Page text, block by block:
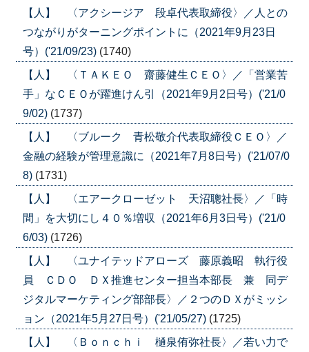
【人】 〈アクシージア 段卓代表取締役〉／人との
つながりがターニングポイントに（2021年9月23日
号）('21/09/23) (1740)
【人】 〈ＴＡＫＥＯ 齋藤健生ＣＥＯ〉／「営業苦
手」なＣＥＯが躍進けん引（2021年9月2日号）('21/0
9/02) (1737)
【人】 〈ブルーク 青松敬介代表取締役ＣＥＯ〉／
金融の経験が管理意識に（2021年7月8日号）('21/07/0
8) (1731)
【人】 〈エアークローゼット 天沼聰社長〉／「時
間」を大切にし４０％増収（2021年6月3日号）('21/0
6/03) (1726)
【人】 〈ユナイテッドアローズ 藤原義昭 執行役
員 ＣＤＯ ＤＸ推進センター担当本部長 兼 同デ
ジタルマーケティング部部長〉／２つのＤＸがミッシ
ョン（2021年5月27日号）('21/05/27) (1725)
【人】 〈Ｂｏｎｃｈｉ 樋泉侑弥社長〉／若い力で